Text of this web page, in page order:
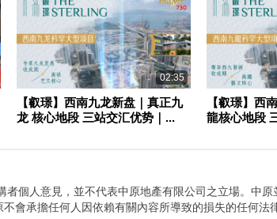
02:35
【叡璟】西南九龙新盘｜真正九
龙 核心地段 三站交汇优势｜...
【叡璟】西
龍核心地段
者個人意見，並不代表中原地產有限公司之立場。中
會承擔任何人因依賴有關內容所導致的損失的任何法